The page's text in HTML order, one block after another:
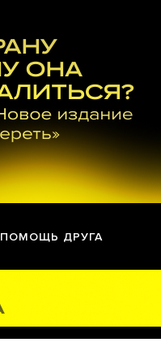
ПОМОЩЬ ДРУГА